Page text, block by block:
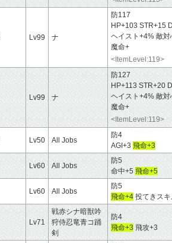
Lv99 ナ
防117
HP+103 STR+15
ヘイスト+4% 敵
魔命+
<ItemLevel:119>
Lv99 ナ
防127
HP+113 STR+20
ヘイスト+4% 敵
魔命+
<ItemLevel:119>
Lv50 All Jobs
防4
AGI+3 飛命+3
Lv60 All Jobs
防5
命中+5 飛命+5
Lv60 All Jobs
防5
飛命+4 投てきス
Lv71
戦赤シナ暗獣吟
狩侍忍竜青コ踊
剣
防4
飛命+3 飛攻+3